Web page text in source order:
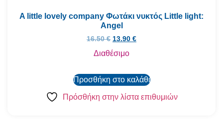
A little lovely company Φωτάκι νυκτός Little light:
Angel
16.50€ 13.90 €
Διαθέσιμο
Προσθήκη στο καλάθι
Πρόσθήκη στην λίστα επιθυμιών